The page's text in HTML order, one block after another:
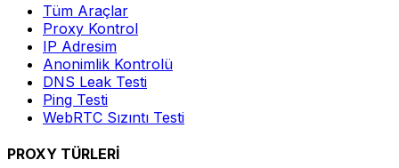
Tüm Araçlar
Proxy Kontrol
IP Adresim
Anonimlik Kontrolü
DNS Leak Testi
Ping Testi
WebRTC Sızıntı Testi
PROXY TÜRLERİ